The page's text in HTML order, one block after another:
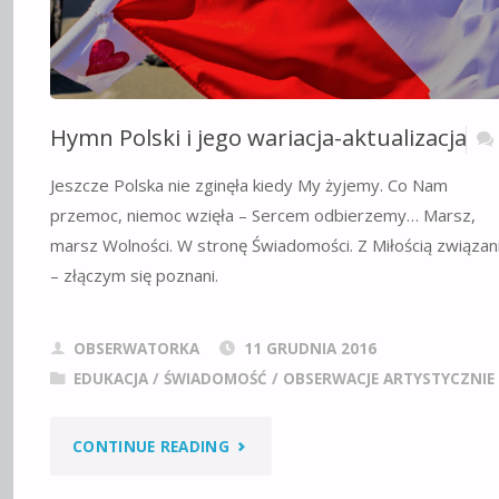
Hymn Polski i jego wariacja-aktualizacja
Jeszcze Polska nie zginęła kiedy My żyjemy. Co Nam
przemoc, niemoc wzięła – Sercem odbierzemy… Marsz,
marsz Wolności. W stronę Świadomości. Z Miłością
– złączym się poznani.
OBSERWATORKA
11 GRUDNIA 2016
EDUKACJA / ŚWIADOMOŚĆ / OBSERWACJE ARTYSTYCZNIE
CONTINUE READING"HYMN